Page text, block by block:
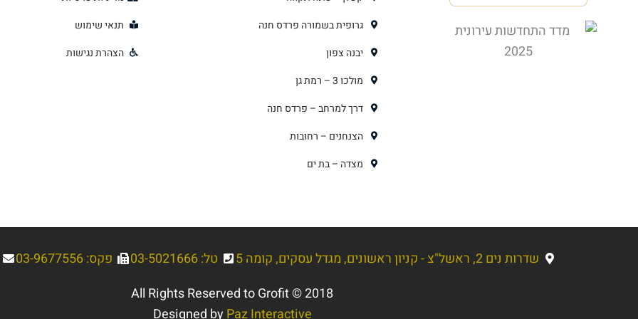
גרופית בשמורה פרדס חנה
יבנה צפון
מולכו 3 – רמת גן
דרך למרחב – פרדס חנה
הצנחנים – רחובות
מצדה – בת ים
תנאי שימוש
הצהרת נגישות
שדרות נים 2, ראשל"צ - קניון ראשונים, מגדל עסקים, קומה 5 טל: 03-5021666 פקס: 03-9677556
All Rights Reserved to Grofit © 2018
Designed by Paz Interactive